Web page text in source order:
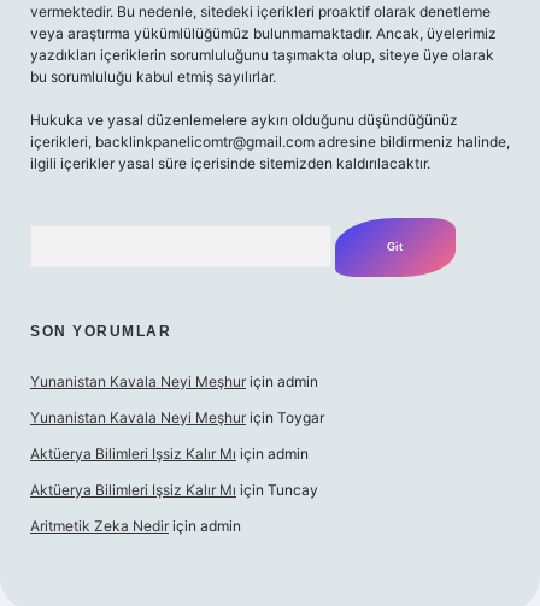
vermektedir. Bu nedenle, sitedeki içerikleri proaktif olarak denetleme
veya araştırma yükümlülüğümüz bulunmamaktadır. Ancak, üyelerimiz
yazdıkları içeriklerin sorumluluğunu taşımakta olup, siteye üye olarak
bu sorumluluğu kabul etmiş sayılırlar.
Hukuka ve yasal düzenlemelere aykırı olduğunu düşündüğünüz
içerikleri, backlinkpanelicomtr@gmail.com adresine bildirmeniz halinde,
ilgili içerikler yasal süre içerisinde sitemizden kaldırılacaktır.
SON YORUMLAR
Yunanistan Kavala Neyi Meşhur için admin
Yunanistan Kavala Neyi Meşhur için Toygar
Aktüerya Bilimleri Işsiz Kalır Mı için admin
Aktüerya Bilimleri Işsiz Kalır Mı için Tuncay
Aritmetik Zeka Nedir için admin